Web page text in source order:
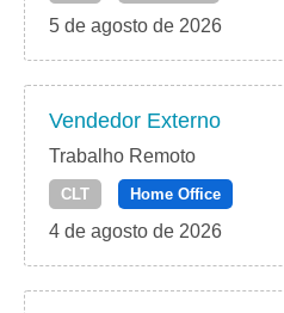
5 de agosto de 2026
Vendedor Externo
Trabalho Remoto
CLT Home Office
4 de agosto de 2026